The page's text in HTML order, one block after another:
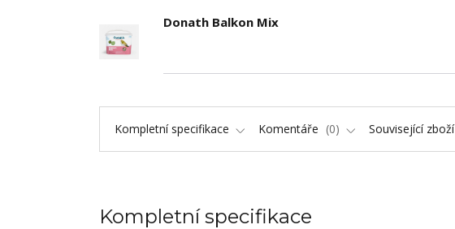
Donath Balkon Mix
Kompletní specifikace Komentáře 0 Související zboží
Kompletní specifikace